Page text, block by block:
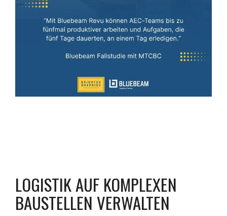
LOGISTIK AUF KOMPLEXEN
BAUSTELLEN VERWALTEN